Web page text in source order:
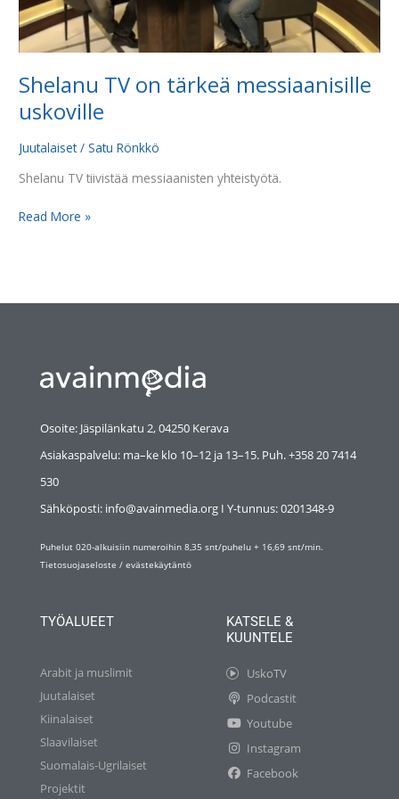
Shelanu TV on tärkeä messiaanisille
uskoville
Juutalaiset/Satu Rönkkö
Shelanu TV tiivistää messiaanisten yhteistyötä.
Read More »
Osoite: Jäspilänkatu 2, 04250 Kerava
Asiakaspalvelu: ma–ke klo 10–12 ja 13–15. Puh. +358 20 7414
530
Sähköposti: info@avainmedia.org I Y-tunnus:0201348-9
Puhelut 020-alkuisiin numeroihin 8,35 snt/puhelu + 16,69 snt/min.
Tietosuojaseloste / evästekäytäntö
TYÖALUEET
Arabit ja muslimit
Juutalaiset
Kiinalaiset
Slaavilaiset
Suomalais-Ugrilaiset
Projektit
KATSELE &
KUUNTELE
UskoTV
Podcastit
Youtube
Instagram
Facebook